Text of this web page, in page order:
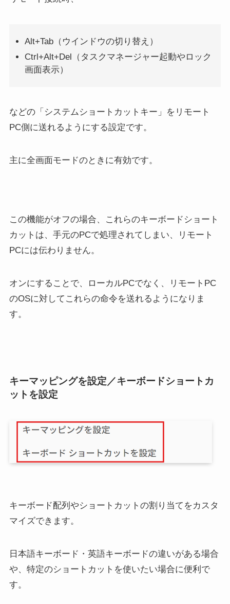
Alt+Tab（ウインドウの切り替え）
Ctrl+Alt+Del（タスクマネージャー起動やロック
画面表示）
などの「システムショートカットキー」をリモート
PC側に送れるようにする設定です。
主に全画面モードのときに有効です。
この機能がオフの場合、これらのキーボードショート
カットは、手元のPCで処理されてしまい、リモート
PCには伝わりません。
オンにすることで、ローカルPCでなく、リモートPC
のOSに対してこれらの命令を送れるようになりま
す。
キーマッピングを設定／キーボードショートカ
ットを設定
キーボード配列やショートカットの割り当てをカスタ
マイズできます。
日本語キーボード・英語キーボードの違いがある場合
や、特定のショートカットを使いたい場合に便利で
す。